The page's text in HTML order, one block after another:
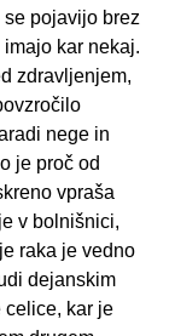
pojavijo brez
kar nekaj.
zdravljenjem,
nege in
je proč od
vpraša
v bolnišnici,
raka je vedno
dejanskim
celice, kar je